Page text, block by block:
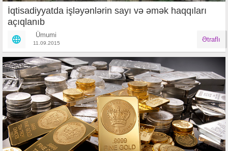
İqtisadiyyatda işləyənlərin sayı və əmək haqqıları
açıqlanıb
Ümumi
11.09.2015 Ətraflı